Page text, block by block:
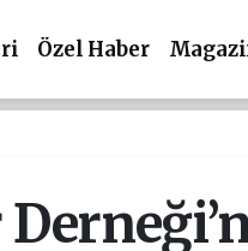
Özel Haber